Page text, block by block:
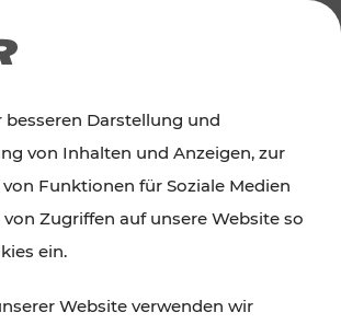
und das Burgenland
Kultur und Gastronomie,
besseren Darstellung und
von Inhalten und Anzeigen, zur
Funktionen für Soziale Medien
Zugriffen auf unsere Website so
ein.
Website verwenden wir